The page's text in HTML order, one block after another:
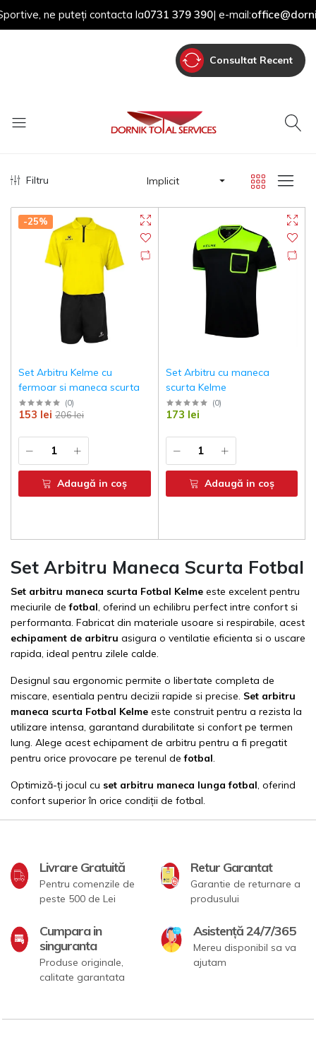
ne puteți contacta la 0731 379 390| e-mail:
Consultat Recent
Filtru Implicit
-25%
Set Arbitru Kelme cu
fermoar si maneca scurta
(0)
206 lei
153 lei
Adaugă in coş
Set Arbitru cu maneca
scurta Kelme
(0)
173 lei
Adaugă in coş
Set Arbitru Maneca Scurta Fotbal
Set arbitru maneca scurta Fotbal Kelme este excelent pentru
meciurile defotbal, oferind un echilibru perfect intre confort si
performanta. Fabricat din materiale usoare si respirabile, acest
echipament de arbitru asigura o ventilatie eficienta si o uscare
rapida, ideal pentru zilele calde.
Designul sau ergonomic permite o libertate completa de
miscare, esentiala pentru decizii rapide si precise. Set arbitru
maneca scurta Fotbal Kelme este construit pentru a rezista la
utilizare intensa, garantand durabilitate si confort pe termen
lung. Alege acest echipament de arbitru pentru a fi pregatit
pentru orice provocare pe terenul defotbal.
Optimiză-ți jocul cu set arbitru maneca lunga fotbal, oferind
confort superior în orice condiții de fotbal.
Livrare Gratuită
Pentru comenzile de
peste 500 de Lei
Retur Garantat
Garantie de returnare a
produsului
Cumpara in
singuranta
Produse originale,
calitate garantata
Asistență 24/7/365
Mereu disponibil sa va
ajutam